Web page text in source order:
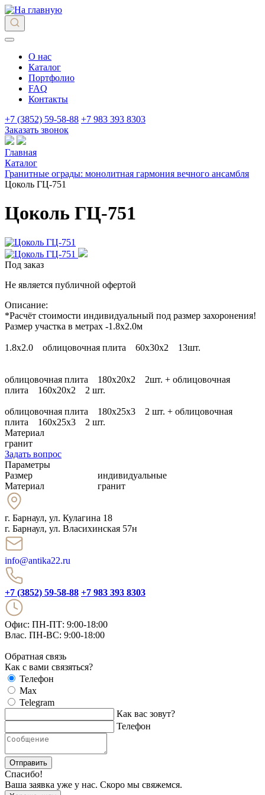
О нас
Каталог
Портфолио
FAQ
Контакты
+7 (3852) 59-58-88 +7 983 393 8303
Заказать звонок
Главная
Каталог
Гранитные ограды: монолитная гармония вечного ансамбля
Цоколь ГЦ-751
Цоколь ГЦ-751
Под заказ
Не является публичной офертой
Описание:
*Расчёт стоимости индивидуальный под размер захоронения!
Размер участка в метрах -1.8х2.0м
1.8х2.0 облицовочная плита 60х30х2 13шт.
облицовочная плита 180х20х2 2шт. + облицовочная
плита 160х20х2 2 шт.
облицовочная плита 180х25х3 2 шт. + облицовочная
плита 160х25х3 2 шт.
Материал
гранит
Задать вопрос
Параметры
Размер
индивидуальные
Материал
гранит
г. Барнаул, ул. Кулагина 18
г. Барнаул, ул. Власихинская 57н
info@antika22.ru
+7 (3852) 59-58-88 +7 983 393 8303
Офис: ПН-ПТ: 9:00-18:00
Влас. ПН-ВС: 9:00-18:00
Обратная связь
Как с вами связяться?
Телефон
Max
Telegram
Как вас зовут?
Телефон
Отправить
Спасибо!
Ваша заявка уже у нас. Скоро мы свяжемся.